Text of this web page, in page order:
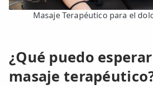
Masaje Terapéutico para el
¿Qué puedo
masaje